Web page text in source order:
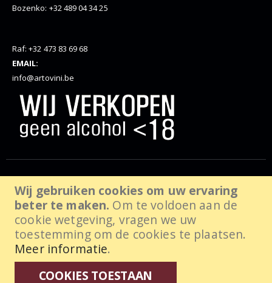
Wij gebruiken cookies om uw ervaring
beter te maken. Om te voldoen aan de
cookie wetgeving, vragen we uw
toestemming om de cookies te plaatsen.
Meer informatie.
COOKIES TOESTAAN
Bozenko: +32 489 04 34 25
Raf: +32 473 83 69 68
EMAIL:
info@artovini.be
© Artovini. 2025. Alle rechten voorbehouden, website door
wabanda.com